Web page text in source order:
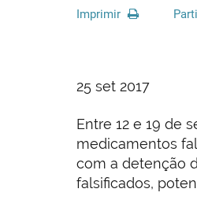
Imprimir
25 set 2017
Entre 12 e 19 de
medicamentos
com a detenção
falsificados,